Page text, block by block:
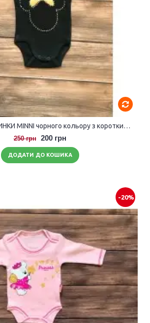
БОДІК ДЛЯ ДІВЧИНКИ MINNI чорного кольору з короткими рукавами.
250 грн 200 грн
ДОДАТИ ДО КОШИКА
-20%